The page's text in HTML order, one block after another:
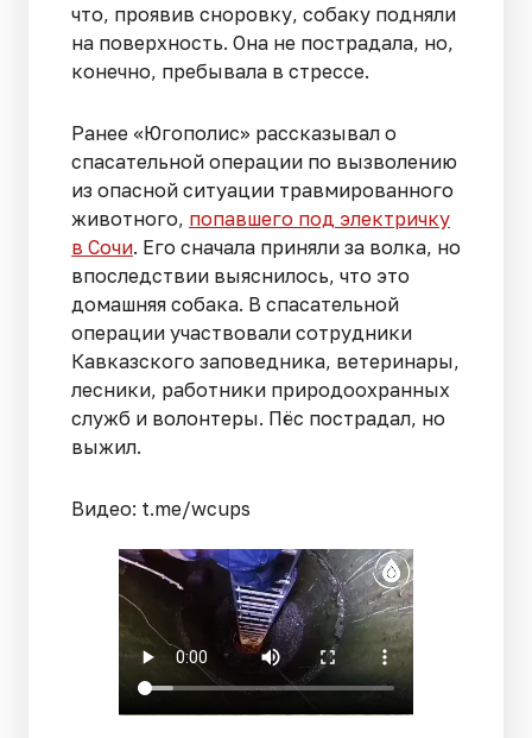
что, проявив сноровку, собаку подняли
на поверхность. Она не пострадала, но,
конечно, пребывала в стрессе.
Ранее «Югополис» рассказывал о
спасательной операции по вызволению
из опасной ситуации травмированного
животного, попавшего под электричку
в Сочи. Его сначала приняли за волка, но
впоследствии выяснилось, что это
домашняя собака. В спасательной
операции участвовали сотрудники
Кавказского заповедника, ветеринары,
лесники, работники природоохранных
служб и волонтеры. Пёс пострадал, но
выжил.
Видео: t.me/wcups